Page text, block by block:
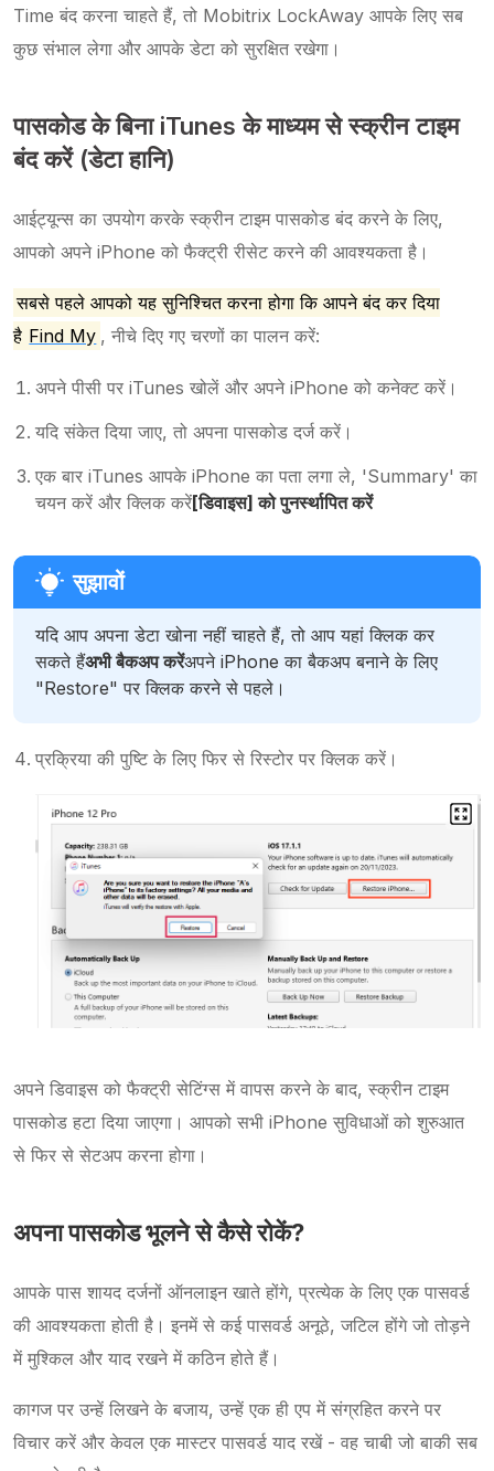
Time बंद करना चाहते हैं, तो Mobitrix LockAway आपके लिए सब
कुछ संभाल लेगा और आपके डेटा को सुरक्षित रखेगा।
पासकोड के बिना iTunes के माध्यम से स्क्रीन टाइम
बंद करें (डेटा हानि)
आईट्यून्स का उपयोग करके स्क्रीन टाइम पासकोड बंद करने के लिए,
आपको अपने iPhone को फैक्ट्री रीसेट करने की आवश्यकता है।
सबसे पहले आपको यह सुनिश्चित करना होगा कि आपने बंद कर दिया
है Find My , नीचे दिए गए चरणों का पालन करें:
अपने पीसी पर iTunes खोलें और अपने iPhone को कनेक्ट करें।
यदि संकेत दिया जाए, तो अपना पासकोड दर्ज करें।
एक बार iTunes आपके iPhone का पता लगा ले, 'Summary' का
चयन करें और क्लिक करें[डिवाइस] को पुनर्स्थापित करें
यदि आप अपना डेटा खोना नहीं चाहते हैं, तो आप यहां क्लिक कर
सकते हैंअभी बैकअप करेंअपने iPhone का बैकअप बनाने के लिए
"Restore" पर क्लिक करने से पहले।
प्रक्रिया की पुष्टि के लिए फिर से रिस्टोर पर क्लिक करें।
अपने डिवाइस को फैक्ट्री सेटिंग्स में वापस करने के बाद, स्क्रीन टाइम
पासकोड हटा दिया जाएगा। आपको सभी iPhone सुविधाओं को शुरुआत
से फिर से सेटअप करना होगा।
अपना पासकोड भूलने से कैसे रोकें?
आपके पास शायद दर्जनों ऑनलाइन खाते होंगे, प्रत्येक के लिए एक पासवर्ड
की आवश्यकता होती है। इनमें से कई पासवर्ड अनूठे, जटिल होंगे जो तोड़ने
में मुश्किल और याद रखने में कठिन होते हैं।
कागज पर उन्हें लिखने के बजाय, उन्हें एक ही एप में संग्रहित करने पर
विचार करें और केवल एक मास्टर पासवर्ड याद रखें - वह चाबी जो बाकी सब